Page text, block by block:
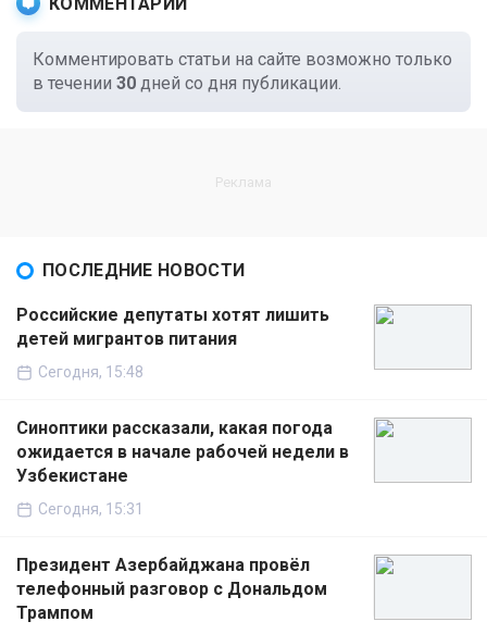
Комментировать статьи на сайте возможно только
в течении 30 дней со дня публикации.
ПОСЛЕДНИЕ НОВОСТИ
Российские депутаты хотят лишить
детей мигрантов питания
Сегодня, 15:48
Синоптики рассказали, какая погода
ожидается в начале рабочей недели в
Узбекистане
Сегодня, 15:31
Президент Азербайджана провёл
телефонный разговор с Дональдом
Трампом